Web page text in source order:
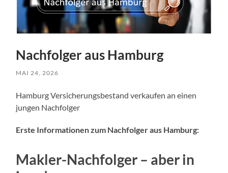
Nachfolger aus Hamburg
MAI 24, 2026
Hamburg Versicherungsbestand verkaufen an einen
jungen Nachfolger
Erste Informationen zum Nachfolger aus Hamburg:
Makler-Nachfolger – aber in